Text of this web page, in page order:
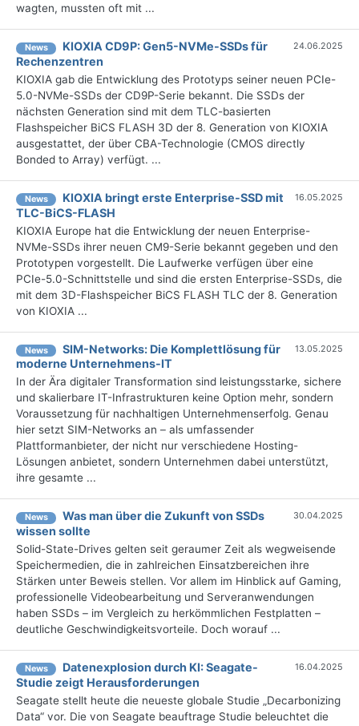
wagten, mussten oft mit ...
News
KIOXIA CD9P: Gen5-NVMe-SSDs für
Rechenzentren
24.06.2025
KIOXIA gab die Entwicklung des Prototyps seiner neuen PCIe-
5.0-NVMe-SSDs der CD9P-Serie bekannt. Die SSDs der
nächsten Generation sind mit dem TLC-basierten
Flashspeicher BiCS FLASH 3D der 8. Generation von KIOXIA
ausgestattet, der über CBA-Technologie (CMOS directly
Bonded to Array) verfügt. ...
News
KIOXIA bringt erste Enterprise-SSD mit
TLC-BiCS-FLASH
16.05.2025
KIOXIA Europe hat die Entwicklung der neuen Enterprise-
NVMe-SSDs ihrer neuen CM9-Serie bekannt gegeben und den
Prototypen vorgestellt. Die Laufwerke verfügen über eine
PCIe-5.0-Schnittstelle und sind die ersten Enterprise-SSDs, die
mit dem 3D-Flashspeicher BiCS FLASH TLC der 8. Generation
von KIOXIA ...
News
SIM-Networks: Die Komplettlösung für
moderne Unternehmens-IT
13.05.2025
In der Ära digitaler Transformation sind leistungsstarke, sichere
und skalierbare IT-Infrastrukturen keine Option mehr, sondern
Voraussetzung für nachhaltigen Unternehmenserfolg. Genau
hier setzt SIM-Networks an – als umfassender
Plattformanbieter, der nicht nur verschiedene Hosting-
Lösungen anbietet, sondern Unternehmen dabei unterstützt,
ihre gesamte ...
News
Was man über die Zukunft von SSDs
wissen sollte
30.04.2025
Solid-State-Drives gelten seit geraumer Zeit als wegweisende
Speichermedien, die in zahlreichen Einsatzbereichen ihre
Stärken unter Beweis stellen. Vor allem im Hinblick auf Gaming,
professionelle Videobearbeitung und Serveranwendungen
haben SSDs – im Vergleich zu herkömmlichen Festplatten –
deutliche Geschwindigkeitsvorteile. Doch worauf ...
News
Datenexplosion durch KI: Seagate-
Studie zeigt Herausforderungen
16.04.2025
Seagate stellt heute die neueste globale Studie „Decarbonizing
Data“ vor. Die von Seagate beauftrage Studie beleuchtet die